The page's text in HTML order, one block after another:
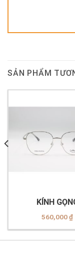
SẢN PHẨM
KÍNH
560,000₫